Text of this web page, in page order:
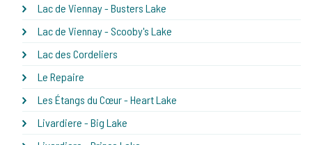
Lac de Viennay - Busters Lake
Lac de Viennay - Scooby's Lake
Lac des Cordeliers
Le Repaire
Les Étangs du Cœur - Heart Lake
Livardiere - Big Lake